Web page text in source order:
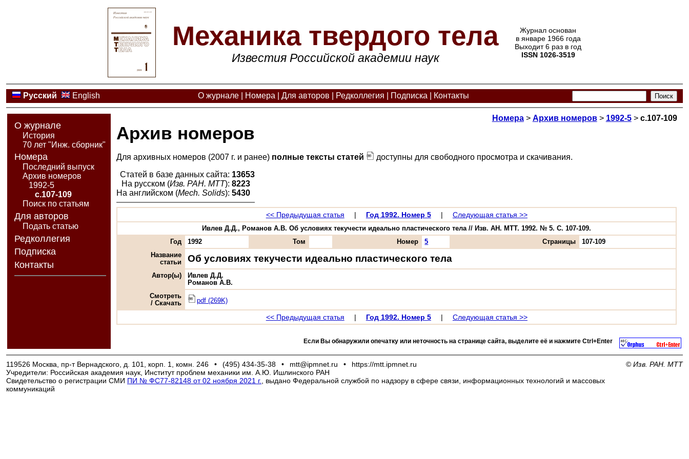
Механика твердого тела
Известия Российской академии наук
Журнал основан
в январе 1966 года
Выходит 6 раз в год
ISSN 1026-3519
Русский English О журнале Номера Для авторов Редколлегия Подписка Контакты
О журнале
История
70 лет "Инж. сборник"
Номера
Последний выпуск
Архив номеров
1992-5
с.107-109
Поиск по статьям
Для авторов
Подать статью
Редколлегия
Подписка
Контакты
Номера> Архив номеров> 1992-5> с.107-109
Архив номеров
Для архивных номеров (2007 г. и ранее) полные тексты статей
доступны для свободного просмотра и скачивания.
Статей в базе данных сайта: 13653
На русском (Изв. РАН. МТТ): 8223
На английском (Mech. Solids): 5430
<< Предыдущая статья | Год 1992. Номер 5 | Следующая статья >>
Ивлев Д.Д., Романов А.В. Об условиях текучести идеально пластического тела // Изв. АН. МТТ. 1992. № 5. С. 107-109.
Год
1992 Том Номер 5 Страницы
107-109
Название
статьи
Об условиях текучести идеально пластического тела
Автор(ы)
Ивлев Д.Д.
Романов А.В.
Смотреть
/ Скачать
pdf (269K)
<< Предыдущая статья | Год 1992. Номер 5 | Следующая статья >>
Если Вы обнаружили опечатку или неточность на странице сайта, выделите её и нажмите Ctrl+Enter
119526 Москва, пр-т Вернадского, д. 101, корп. 1, комн. 246 • (495) 434-35-38 • mtt@ipmnet.ru •
https://mtt.ipmnet.ru
Учредители: Российская академия наук, Институт проблем механики им. А.Ю. Ишлинского РАН
Свидетельство о регистрации СМИ ПИ № ФС77-82148 от 02 ноября 2021 г.
, выдано Федеральной службой по надзору в сфере связи, информационных технологий и массовых
коммуникаций
© Изв. РАН. МТТ